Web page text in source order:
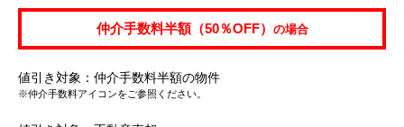
仲介手数料半額（50％OFF） の場合
値引き対象：仲介手数料半額の物件
※仲介手数料アイコンをご参照ください。